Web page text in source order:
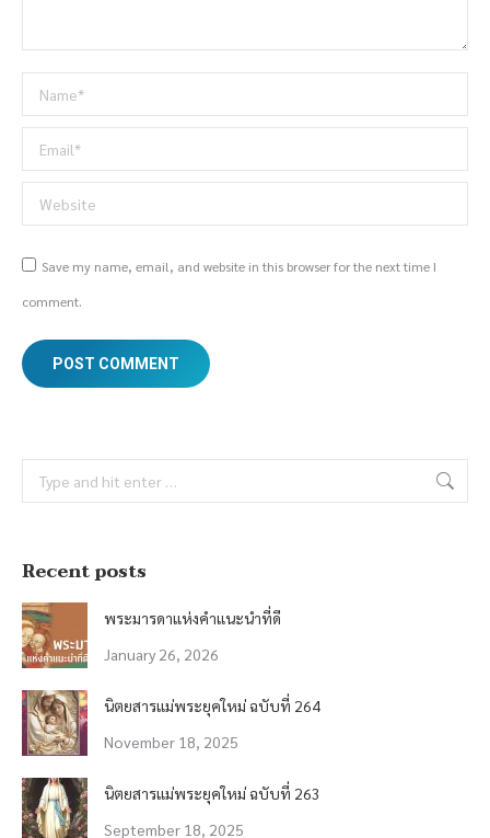
Name *
Email *
Website
Save my name, email, and website in this browser for the next time I
comment.
POST COMMENT
Search:
Recent posts
พระมารดาแห่งคำแนะนำที่ดี
January 26, 2026
นิตยสารแม่พระยุคใหม่ ฉบับที่ 264
November 18, 2025
นิตยสารแม่พระยุคใหม่ ฉบับที่ 263
September 18, 2025